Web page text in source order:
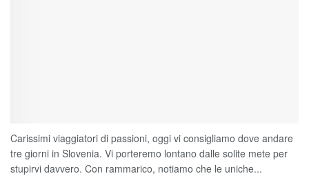
Carissimi viaggiatori di passioni, oggi vi consigliamo dove andare
tre giorni in Slovenia. Vi porteremo lontano dalle solite mete per
stupirvi davvero. Con rammarico, notiamo che le uniche...